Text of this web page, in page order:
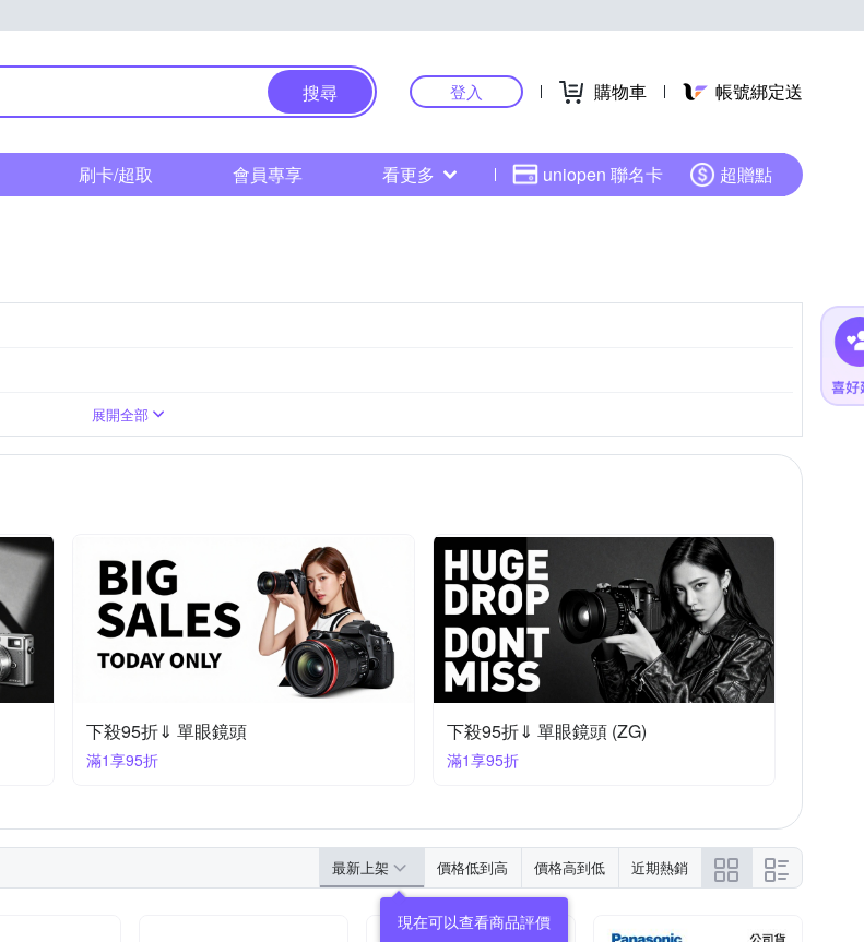
搜尋 登入 購物車 帳號綁定送
刷卡/超取 會員專享 看更多 uniopen 聯名卡 超贈點
1/2.3吋 CMOS
3001萬~5000萬像素
展開全部
下殺95折⇓ 單眼鏡頭
滿1享95折
下殺95折⇓ 單眼鏡頭 (ZG)
滿1享95折
最新上架 價格低到高 價格高到低 近期熱銷
現在可以查看商品評價